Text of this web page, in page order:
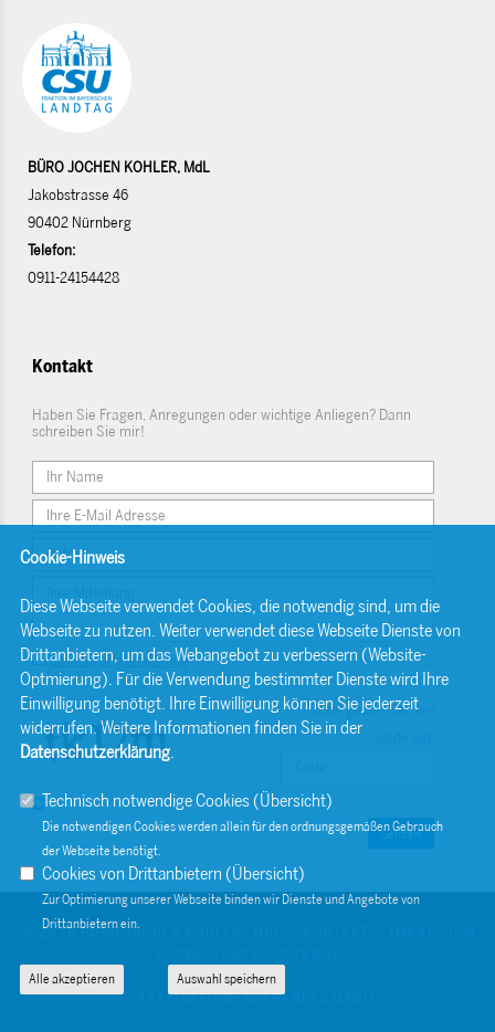
BÜRO JOCHEN KOHLER, MdL
Jakobstrasse 46
90402 Nürnberg
Telefon:
0911-24154428
Kontakt
Haben Sie Fragen, Anregungen oder wichtige Anliegen? Dann
schreiben Sie mir!
Einwilligungserklärung
Bitte geben Sie den
Senden
© 2026 BÜRO JOCHEN KOHLER, MDL
REALISATION: SHARKNESS MEDIA
Cookie-Hinweis
Diese Webseite verwendet Cookies, die notwendig sind, um die
Webseite zu nutzen. Weiter verwendet diese Webseite Dienste von
Drittanbietern, um das Webangebot zu verbessern (Website-
Optmierung). Für die Verwendung bestimmter Dienste wird Ihre
Einwilligung benötigt. Ihre Einwilligung können Sie jederzeit
widerrufen. Weitere Informationen finden Sie in der
Datenschutzerklärung.
Technisch notwendige Cookies (Übersicht)
Die notwendigen Cookies werden allein für den ordnungsgemäßen Gebrauch
der Webseite benötigt.
Cookies von Drittanbietern (Übersicht)
Zur Optimierung unserer Webseite binden wir Dienste und Angebote von
Drittanbietern ein.
Alle akzeptieren Auswahl speichern